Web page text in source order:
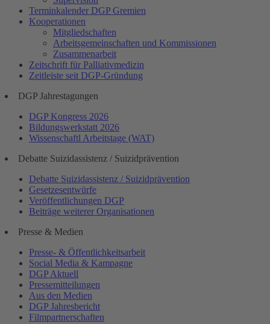
Terminkalender DGP Gremien
Kooperationen
Mitgliedschaften
Arbeitsgemeinschaften und Kommissionen
Zusammenarbeit
Zeitschrift für Palliativmedizin
Zeitleiste seit DGP-Gründung
DGP Jahrestagungen
DGP Kongress 2026
Bildungswerkstatt 2026
Wissenschaftl Arbeitstage (WAT)
Debatte Suizidassistenz / Suizidprävention
Debatte Suizidassistenz / Suizidprävention
Gesetzesentwürfe
Veröffentlichungen DGP
Beiträge weiterer Organisationen
Presse & Medien
Presse- & Öffentlichkeitsarbeit
Social Media & Kampagne
DGP Aktuell
Pressemitteilungen
Aus den Medien
DGP Jahresbericht
Filmpartnerschaften